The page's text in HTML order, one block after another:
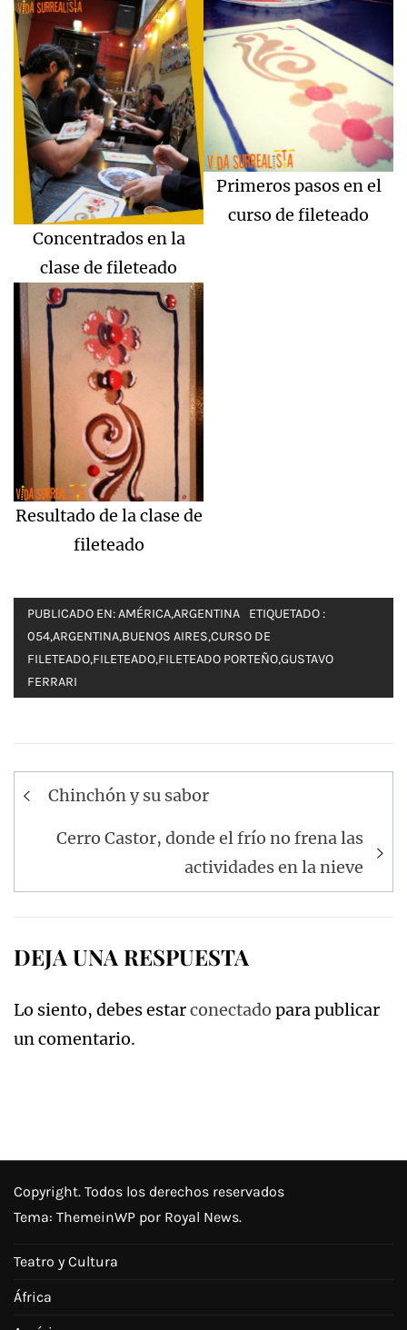
Concentrados en la
clase de fileteado
Primeros pasos en el
curso de fileteado
Resultado de la clase de
fileteado
PUBLICADO EN:AMÉRICA,ARGENTINA
ETIQUETADO :
054,ARGENTINA,BUENOS AIRES,CURSO DE
FILETEADO,FILETEADO,FILETEADO PORTEÑO,GUSTAVO
FERRARI
Navegación
entradas
Chinchón y su sabor
Cerro Castor, donde el frío no frena las
actividades en la nieve
DEJA UNA RESPUESTA
Lo siento, debes estarconectado para publicar
un comentario.
Copyright. Todos los derechos reservados
Tema: ThemeinWP por Royal News.
Teatro y Cultura
África